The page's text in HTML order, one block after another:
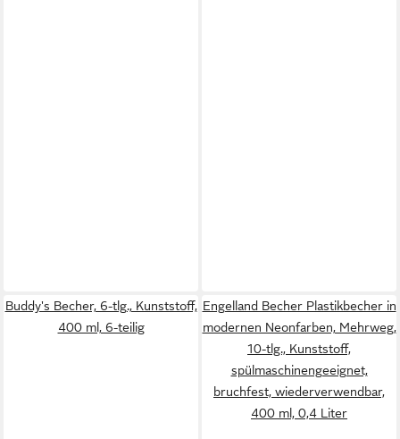
Buddy's Becher, 6-tlg., Kunststoff,
400 ml, 6-teilig
Engelland Becher Plastikbecher in
modernen Neonfarben, Mehrweg,
10-tlg., Kunststoff,
spülmaschinengeeignet,
bruchfest, wiederverwendbar,
400 ml, 0,4 Liter